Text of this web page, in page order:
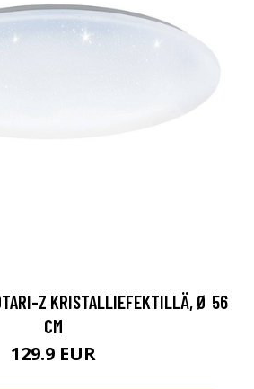
Z KRISTALLIEFEKTILLÄ, Ø 56
CM
129.9 EUR